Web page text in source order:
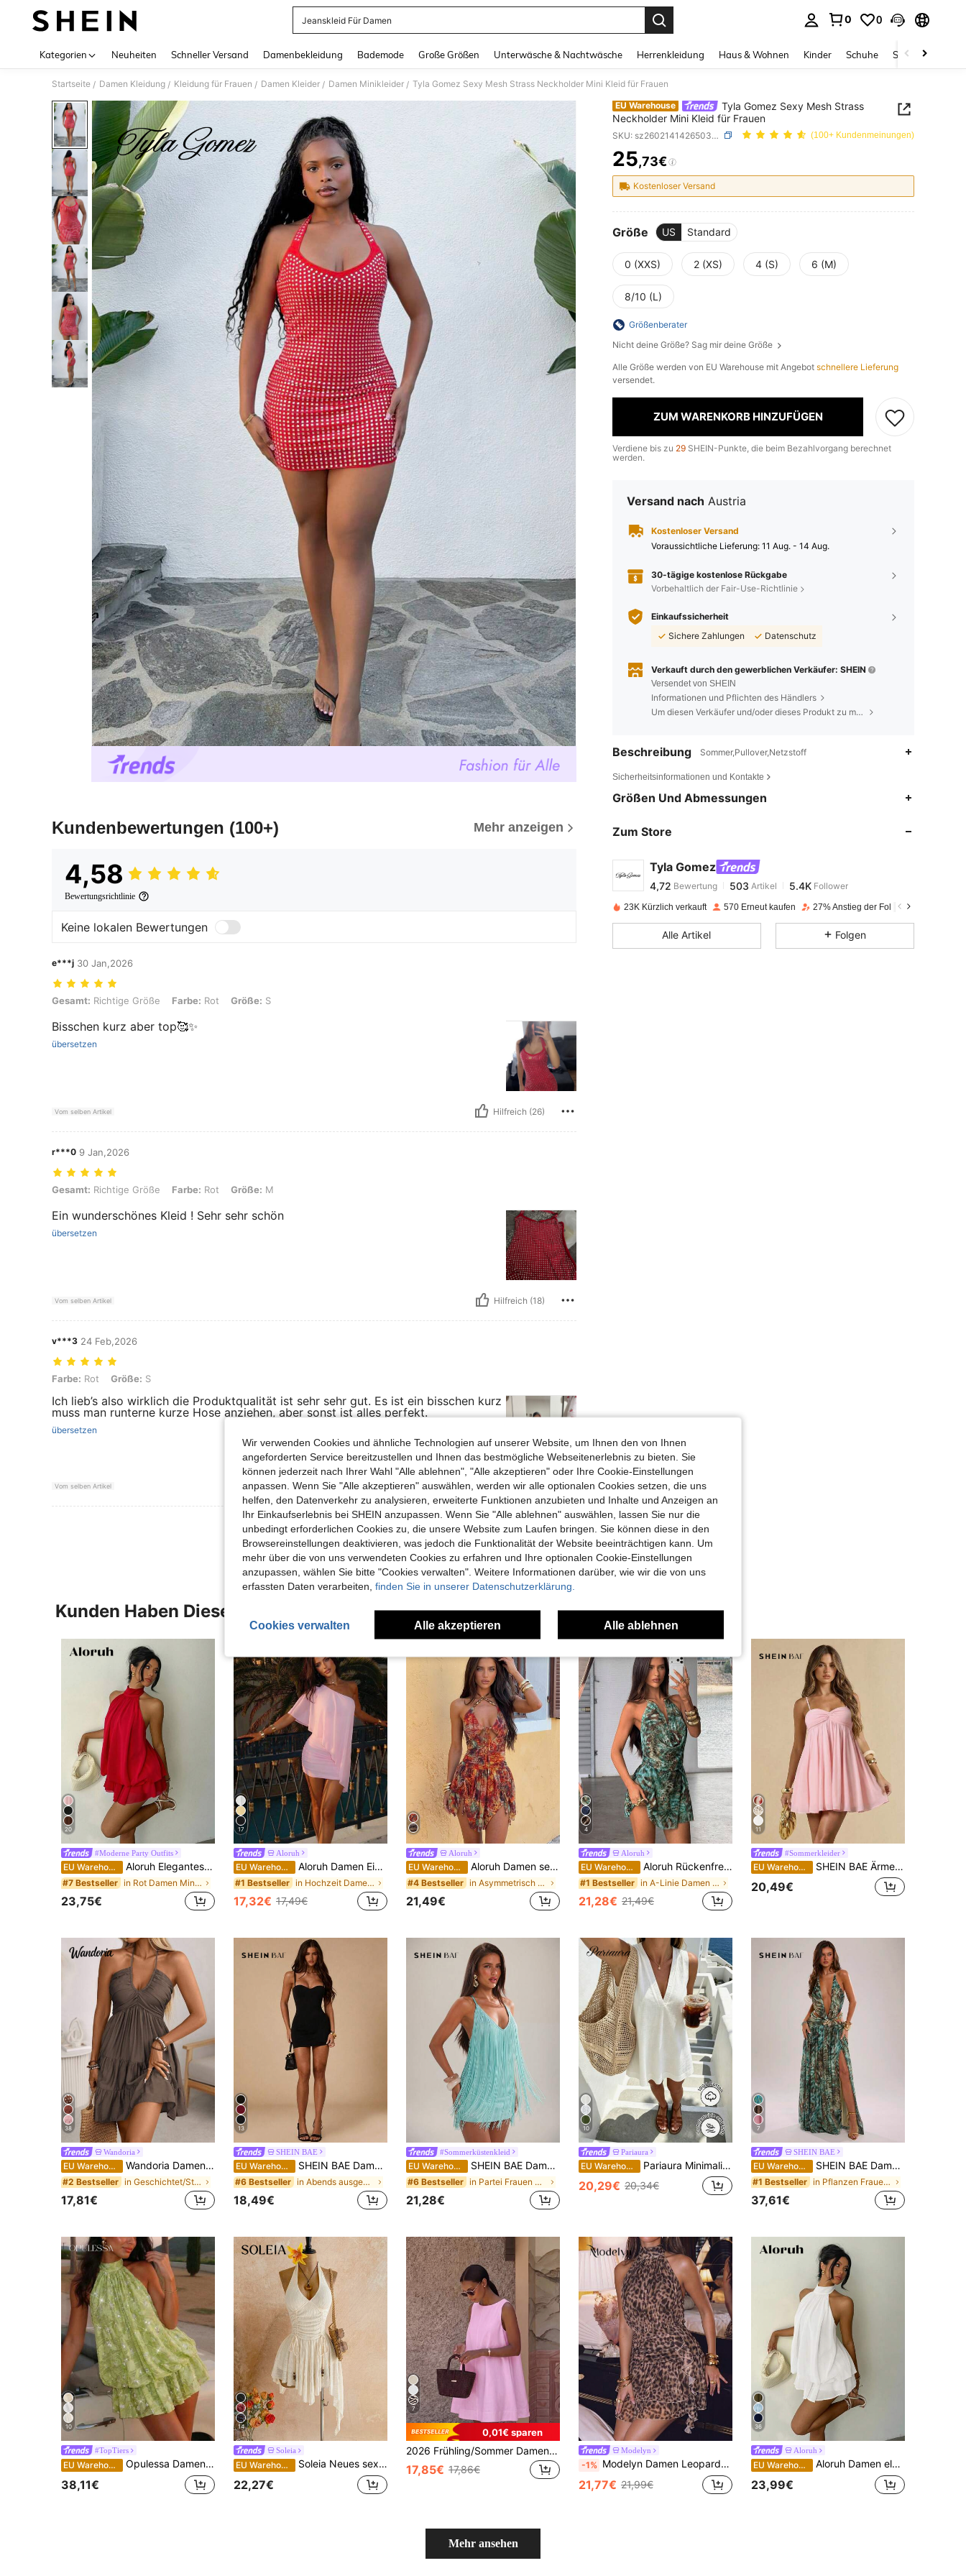
Jeanskleid Für Damen
0 0
Kategorien Neuheiten Schneller Versand Damenbekleidung Bademode Große Größen Unterwäsche & Nachtwäsche Herrenkleidung Haus & Wohnen Kinder Schuhe Schmuck &
Startseite / Damen Kleidung / Kleidung für Frauen / Damen Kleider / Damen Minikleider / Tyla Gomez Sexy Mesh Strass Neckholder Mini Kleid für Frauen
Kundenbewertungen (100+) Mehr anzeigen
4,58
Bewertungsrichtlinie
Keine lokalen Bewertungen
e***j 30 Jan,2026
Gesamt: Richtige Größe, Farbe: Rot, Größe: S
Gesamt: Richtige Größe Farbe: Rot Größe: S
Bisschen kurz aber top🥰✨
übersetzen
Vom selben Artikel Hilfreich (26)
r***0 9 Jan,2026
Gesamt: Richtige Größe, Farbe: Rot, Größe: M
Gesamt: Richtige Größe Farbe: Rot Größe: M
Ein wunderschönes Kleid ! Sehr sehr schön
übersetzen
Vom selben Artikel Hilfreich (18)
v***3 24 Feb,2026
Farbe: Rot, Größe: S
Farbe: Rot Größe: S
Ich lieb’s also wirklich die Produktqualität ist sehr sehr gut. Es ist ein bisschen kurz
muss man runterne kurze Hose anziehen, aber sonst ist alles perfekt.
übersetzen
Vom selben Artikel Hilfreich (11)
Mehr Bewertungen Ansehen
EU Warehouse
Tyla Gomez Sexy Mesh Strass
Neckholder Mini Kleid für Frauen
SKU: sz260214142650375736824 (100+ Kundenmeinungen)
PRICE AND AVAILABILITY
25,73€
Kostenloser Versand
Größe US Standard
0 (XXS) 2 (XS) 4 (S) 6 (M)
8/10 (L)
Größenberater
Nicht deine Größe? Sag mir deine Größe
Alle Größe werden von EU Warehouse mit Angebot schnellere Lieferung
versendet.
ZUM WARENKORB HINZUFÜGEN
Verdiene bis zu 29 SHEIN-Punkte, die beim Bezahlvorgang berechnet
werden.
Versand nach Austria
Kostenloser Versand
Voraussichtliche Lieferung: 11 Aug. - 14 Aug.
30-tägige kostenlose Rückgabe
Vorbehaltlich der Fair-Use-Richtlinie
Einkaufssicherheit
Sichere Zahlungen
Datenschutz
Verkauft durch den gewerblichen Verkäufer: SHEIN
Versendet von SHEIN
Informationen und Pflichten des Händlers
Um diesen Verkäufer und/oder dieses Produkt zu melden
Beschreibung Sommer,Pullover,Netzstoff
Sicherheitsinformationen und Kontakte
Größen Und Abmessungen
Zum Store
Tyla Gomez
4,72
4,72
n***1bezahltVor 1 Tag
4,72 503 5.4K
23K Kürzlich verkauft 570 Erneut kaufen 27% Anstieg der Follower
Alle Artikel Folgen
Kunden Haben Diese Artikel Auch Angeschaut
20
#Moderne Party Outfits
EU Warehouse Aloruh Elegantes rotes Mini-Kleid mit Neckholder und Schleife für den Valentinstag für Damen
#7 Bestseller in Rot Damen Minikleider
23,75€
17
Aloruh
EU Warehouse Aloruh Damen Einfarbiges ärmelloses Mini-Kleid, geeignet für Strandurlaub
#1 Bestseller in Hochzeit Damen Minikleider
17,32€ 17,49€
Aloruh
EU Warehouse Aloruh Damen sexy Minikleid mit Blume Muster, Taillengürtel mit Perlendekor für den Urlaub
#4 Bestseller in Asymmetrisch Frauen Kleider
21,49€
4
Aloruh
EU Warehouse Aloruh Rückenfrei Neckholder Sexy Strandurlaub Y2K Bombshell Kleid
#1 Bestseller in A-Linie Damen Minikleider
21,28€ 21,49€
11
#Sommerkleider
EU Warehouse SHEIN BAE Ärmellose Spaghetti-Träger einfarbiges rosa elegantes süßes niedliches Mini-Sommerkleid, Mini-Kleid, geeignet für romantische Dates, Partys, formelle Anlässe, Brautjungfernkleider, Damensommerkleid, Teegesellschaftskleid, Neujahr, Valentinstag, Geburtstags-Mini-Kleid, rosa Kleid, Lässig-Kleid, Sommerkleid
20,49€
38
Wandoria
EU Warehouse Wandoria Damen Frühling/Sommer Einzel-Bambus-Knoten Leinen Urlaubs-Strandkleid, bohemian-westlicher geraffter geraffter Büstenausschnitt gestufte A-Linie Rückenfreies Kleid mit verstellbarem Neckholder und Schleife
#2 Bestseller in Geschichtet/Stufenweise Frauen Kleider
17,81€
13
SHEIN BAE
EU Warehouse SHEIN BAE Damen sexy schwarzer eng anliegender BH und passender eng anliegender Bustier, geeignet für Dates, Nachtclubs, Ausflüge, Silvester und andere Anlässe, eng anliegender Bustier, Musik-Festival Top, schwarzes Bodycon-Kleid, Kleid mit eingebauter Tasse, elegant und sexy
#6 Bestseller in Abends ausgehen Damen Minikleider
18,49€
#Sommerküstenkleid
EU Warehouse SHEIN BAE Damen Casual Urlaubs Spaghetti-Träger rückenfrei V-Ausschnitt Quasten Bodycon Kleid, geeignet für Strandurlaub, Schwester Lässig Urlaub, sexy Boho Urlaub, Quasten Kleid, mintgrünes Kleid
#6 Bestseller in Partei Frauen Kleider
21,28€
10
Pariaura
EU Warehouse Pariaura Minimalistisches weißes Leinen-Ärmelloses Kleid mit V-Ausschnitt / Lässiger A-Linien Rock / Koreanischer weicher Stil / Kurzes Kleid für den täglichen Weg zur Arbeit
20,29€ 20,34€
7
SHEIN BAE
EU Warehouse SHEIN BAE Damen Sexy Sommerurlaub Tierprint Cut-Out Schlitz Neckholder Rückenfrei Kleid
#1 Bestseller in Pflanzen Frauen Maxikleider
37,61€
10
#TopTiers
EU Warehouse Opulessa Damen Einfarbiges Perlenverziertes Off-Shoulder Mini-Kleid, Frühling/Sommer
38,11€
14
Soleia
EU Warehouse Soleia Neues sexy tiefes V-Ausschnitt Kleid mit Bindung in der Taille, Holzperlen und asymmetrischem Saum, geeignet für Party, Date, Nachtclub, Boho, Urlaub, Herbstmode für Frauen, Vintage, Feiertage
22,27€
7
0,01€ sparen
2026 Frühling/Sommer Damen Neues Rundhals Lässig Elegant Täglich Urlaub Ausflug Date Outfit Rundhals Ärmellos Locker A-Linie Mini Kleid, Street Style, Partykleid, Damen Urlaubsoutfit, Damen Lässig Pendlerkleid, Damen Kleid,
17,85€ 17,86€
Modelyn
-1% Modelyn Damen Leoparden-Muster Rüschen-Kragen ärmelloses Mini-Kleid
21,77€ 21,99€
36
Aloruh
EU Warehouse Aloruh Damen elegantes hellgelbes Neckholder-Minikleid
23,99€
Mehr ansehen
Wir verwenden Cookies und ähnliche Technologien auf unserer Website, um Ihnen den von Ihnen
angeforderten Service bereitzustellen und Ihnen das bestmögliche Webseitenerlebnis zu bieten. Sie
können jederzeit nach Ihrer Wahl "Alle ablehnen", "Alle akzeptieren" oder Ihre Cookie-Einstellungen
anpassen. Wenn Sie "Alle akzeptieren" auswählen, werden wir alle optionalen Cookies setzen, die uns
helfen, den Datenverkehr zu analysieren, erweiterte Funktionen anzubieten und Inhalte und Anzeigen an
Ihr Einkaufserlebnis bei SHEIN anzupassen. Wenn Sie "Alle ablehnen" auswählen, lassen Sie nur die
unbedingt erforderlichen Cookies zu, die unsere Website zum Laufen bringen. Sie können diese in den
Browsereinstellungen deaktivieren, was jedoch die Funktionalität der Website beeinträchtigen kann. Um
mehr über die von uns verwendeten Cookies zu erfahren und Ihre optionalen Cookie-Einstellungen
anzupassen, wählen Sie bitte "Cookies verwalten". Weitere Informationen darüber, wie wir die von uns
erfassten Daten verarbeiten, finden Sie in unserer Datenschutzerklärung.
Cookies verwalten Alle akzeptieren Alle ablehnen